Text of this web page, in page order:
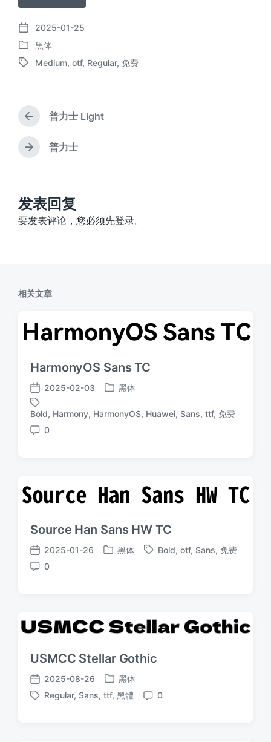
发
布
日
2025-01-25
发
布
黑体
标
Medium, otf, Regular, 免费
上
篇
文
章
普力士 Light
下
：
普力士
发表回复
要发表评论，您必须先登录。
相关文章
HarmonyOS Sans TC
发
布
日
期
2025-02-03
发
于
黑体
标
签
Bold, Harmony, HarmonyOS, Huawei, Sans, ttf, 免费
评
0
Source Han Sans HW TC
发
布
2025-01-26
发
黑体
标
Bold, otf, Sans, 免费
评
0
USMCC Stellar Gothic
发
布
2025-08-26
发
布
黑体
标
Regular, Sans, ttf, 黑體
评
0